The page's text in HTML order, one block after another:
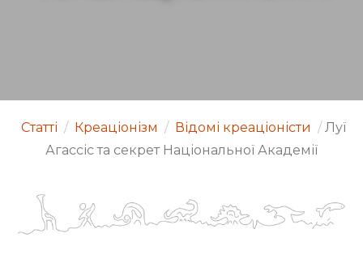
Статті / Креаціонізм / Відомі креаціоністи / Луї
Агассіс та секрет Національної Академії